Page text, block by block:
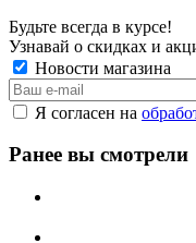
Будьте всегда в курсе!
Узнавай о скидках и
Новости магазина
Я согласен на
Ранее вы смотрели